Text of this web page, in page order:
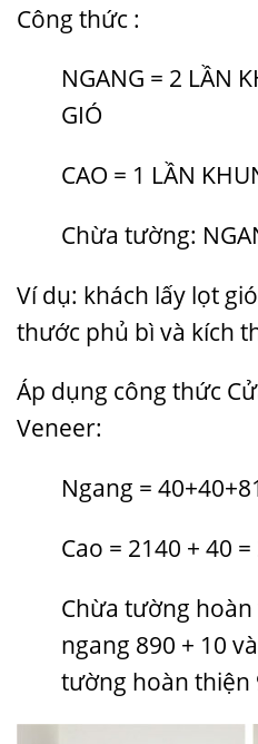
Công thức :
NGANG = 2 LẦN
GIÓ
CAO = 1 LẦN
Chừa tường:
Ví dụ: khách lấy lọt
thước phủ bì và kích
Áp dụng công thức
Veneer:
Ngang =
Cao = 2140 + 40
Chừa tường
ngang 890 + 10
tường hoàn thiện